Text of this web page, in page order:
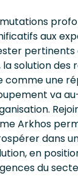
aux
la solution
comme une
va
Arkhos
dans
en
du